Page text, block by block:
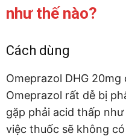
như thế nào?
Cách dùng
Omeprazol DHG
Omeprazol rất dễ bị
gặp phải acid thấp
việc thuốc sẽ không